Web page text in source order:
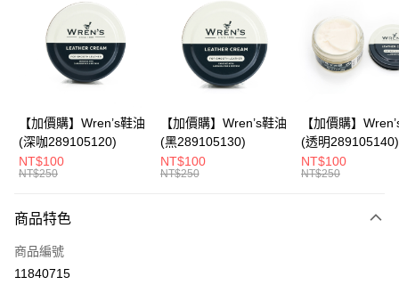
Apple Pay
悠遊付
Google Pay
全盈+PAY
ATM付款
宅配
每筆NT$80，滿NT$990(含以上)免運費
付款後門市自取
【加價購】Wren’s鞋油
(深咖289105120)
NT$100
NT$250
【加價購】Wren’s鞋油
(黑289105130)
NT$100
NT$250
【加價購】
(透明289105140)
NT$100
NT$250
商品特色
商品編號
11840715